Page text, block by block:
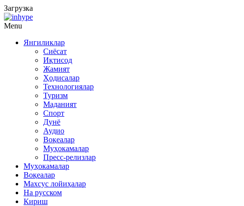
Загрузка
Menu
Янгиликлар
Сиёсат
Иқтисод
Жамият
Ҳодисалар
Технологиялар
Туризм
Маданият
Спорт
Дунё
Аудио
Воқеалар
Муҳокамалар
Пресс-релизлар
Муҳокамалар
Воқеалар
Махсус лойиҳалар
На русском
Кириш